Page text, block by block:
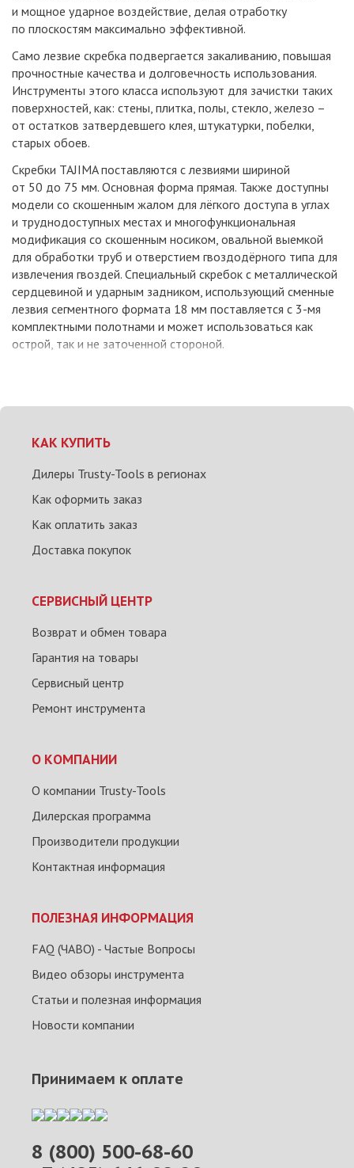
и мощное ударное воздействие, делая отработку
по плоскостям максимально эффективной.
Само лезвие скребка подвергается закаливанию, повышая
прочностные качества и долговечность использования.
Инструменты этого класса используют для зачистки таких
поверхностей, как: стены, плитка, полы, стекло, железо –
от остатков затвердевшего клея, штукатурки, побелки,
старых обоев.
Скребки TAJIMA поставляются с лезвиями шириной
от 50 до 75 мм. Основная форма прямая. Также доступны
модели со скошенным жалом для лёгкого доступа в углах
и труднодоступных местах и многофункциональная
модификация со скошенным носиком, овальной выемкой
для обработки труб и отверстием гвоздодёрного типа для
извлечения гвоздей. Специальный скребок с металлической
сердцевиной и ударным задником, использующий сменные
лезвия сегментного формата 18 мм поставляется с 3-мя
комплектными полотнами и может использоваться как
острой, так и не заточенной стороной.
КАК КУПИТЬ
Дилеры Trusty-Tools в регионах
Как оформить заказ
Как оплатить заказ
Доставка покупок
СЕРВИСНЫЙ ЦЕНТР
Возврат и обмен товара
Гарантия на товары
Сервисный центр
Ремонт инструмента
О КОМПАНИИ
О компании Trusty-Tools
Дилерская программа
Производители продукции
Контактная информация
ПОЛЕЗНАЯ ИНФОРМАЦИЯ
FAQ (ЧАВО) - Частые Вопросы
Видео обзоры инструмента
Статьи и полезная информация
Новости компании
8 (800) 500-68-60
Принимаем к оплате